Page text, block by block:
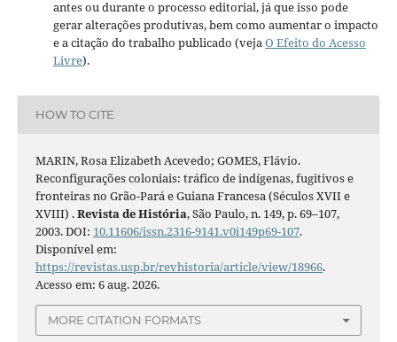
antes ou durante o processo editorial, já que isso pode
gerar alterações produtivas, bem como aumentar o impacto
e a citação do trabalho publicado (vejaO Efeito do Acesso
Livre).
HOW TO CITE
MARIN, Rosa Elizabeth Acevedo; GOMES, Flávio.
Reconfigurações coloniais: tráfico de indígenas, fugitivos e
fronteiras no Grão-Pará e Guiana Francesa (Séculos XVII e
XVIII) .Revista de História, São Paulo, n. 149, p. 69–107,
2003. DOI: 10.11606/issn.2316-9141.v0i149p69-107.
Disponível em:
https://revistas.usp.br/revhistoria/article/view/18966.
Acesso em: 6 aug. 2026.
MORE CITATION FORMATS